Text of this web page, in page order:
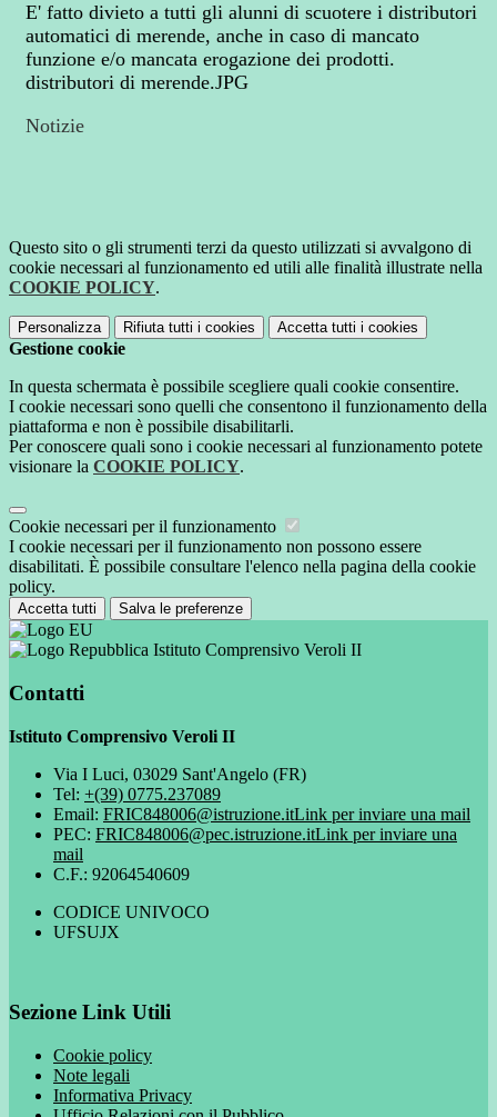
E' fatto divieto a tutti gli alunni di scuotere i distributori
automatici di merende, anche in caso di mancato
funzione e/o mancata erogazione dei prodotti.
distributori di merende.JPG
Notizie
Questo sito o gli strumenti terzi da questo utilizzati si avvalgono di
cookie necessari al funzionamento ed utili alle finalità illustrate nella
COOKIE POLICY.
Personalizza Rifiuta tutti i cookies Accetta tutti i cookies
Gestione cookie
In questa schermata è possibile scegliere quali cookie consentire.
I cookie necessari sono quelli che consentono il funzionamento della
piattaforma e non è possibile disabilitarli.
Per conoscere quali sono i cookie necessari al funzionamento potete
visionare la COOKIE POLICY.
Cookie necessari per il funzionamento
I cookie necessari per il funzionamento non possono essere
disabilitati. È possibile consultare l'elenco nella pagina della cookie
policy.
Accetta tutti Salva le preferenze
Istituto Comprensivo Veroli II
Contatti
Istituto Comprensivo Veroli II
Via I Luci, 03029 Sant'Angelo (FR)
Tel: +(39) 0775.237089
Email: FRIC848006@istruzione.itLink per inviare una mail
PEC: FRIC848006@pec.istruzione.itLink per inviare una
mail
C.F.: 92064540609
CODICE UNIVOCO
UFSUJX
Sezione Link Utili
Cookie policy
Note legali
Informativa Privacy